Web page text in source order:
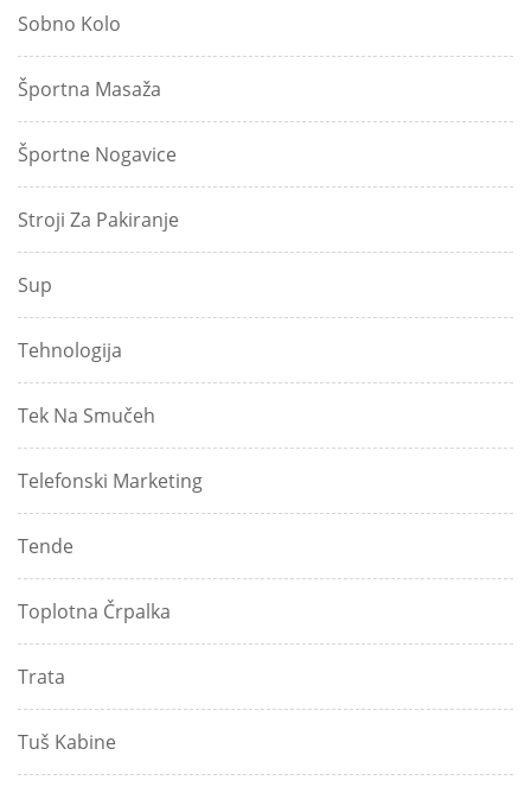
Sobno Kolo
Športna Masaža
Športne Nogavice
Stroji Za Pakiranje
Sup
Tehnologija
Tek Na Smučeh
Telefonski Marketing
Tende
Toplotna Črpalka
Trata
Tuš Kabine